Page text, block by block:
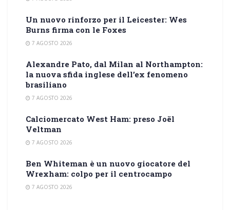
Un nuovo rinforzo per il Leicester: Wes
Burns firma con le Foxes
7 AGOSTO 2026
Alexandre Pato, dal Milan al Northampton:
la nuova sfida inglese dell’ex fenomeno
brasiliano
7 AGOSTO 2026
Calciomercato West Ham: preso Joël
Veltman
7 AGOSTO 2026
Ben Whiteman è un nuovo giocatore del
Wrexham: colpo per il centrocampo
7 AGOSTO 2026